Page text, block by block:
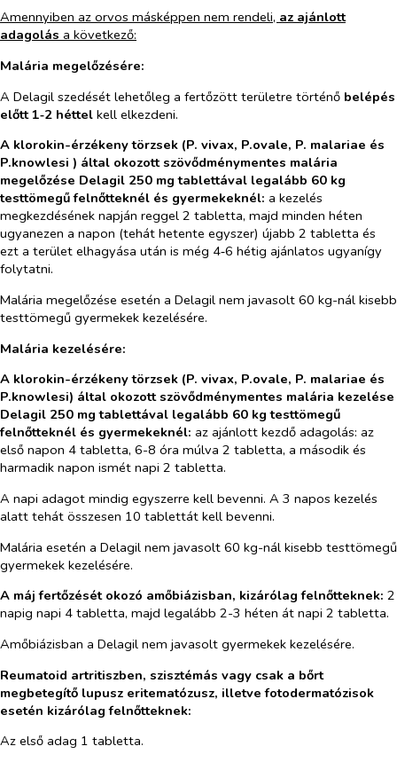
Amennyiben az orvos másképpen nem rendeli, az ajánlott
adagolás a következő:
Malária megelőzésére:
A Delagil szedését lehetőleg a fertőzött területre történő belépés
előtt 1‑2 héttel kell elkezdeni.
A klorokin-érzékeny törzsek (P. vivax, P.ovale, P. malariae és
P.knowlesi ) által okozott szövődménymentes malária
megelőzése Delagil 250 mg tablettával legalább 60 kg
testtömegű felnőtteknél és gyermekeknél: a kezelés
megkezdésének napján reggel 2 tabletta, majd minden héten
ugyanezen a napon (tehát hetente egyszer) újabb 2 tabletta és
ezt a terület elhagyása után is még 4‑6 hétig ajánlatos ugyanígy
folytatni.
Malária megelőzése esetén a Delagil nem javasolt 60 kg-nál kisebb
testtömegű gyermekek kezelésére.
Malária kezelésére:
A klorokin-érzékeny törzsek (P. vivax, P.ovale, P. malariae és
P.knowlesi) által okozott szövődménymentes malária kezelése
Delagil 250 mg tablettával legalább 60 kg testtömegű
felnőtteknél és gyermekeknél: az ajánlott kezdő adagolás: az
első napon 4 tabletta, 6-8 óra múlva 2 tabletta, a második és
harmadik napon ismét napi 2 tabletta.
A napi adagot mindig egyszerre kell bevenni. A 3 napos kezelés
alatt tehát összesen 10 tablettát kell bevenni.
Malária esetén a Delagil nem javasolt 60 kg-nál kisebb testtömegű
gyermekek kezelésére.
A máj fertőzését okozó amőbiázisban, kizárólag felnőtteknek: 2
napig napi 4 tabletta, majd legalább 2-3 héten át napi 2 tabletta.
Amőbiázisban a Delagil nem javasolt gyermekek kezelésére.
Reumatoid artritiszben, szisztémás vagy csak a bőrt
megbetegítő lupusz eritematózusz, illetve fotodermatózisok
esetén kizárólag felnőtteknek:
Az első adag 1 tabletta.